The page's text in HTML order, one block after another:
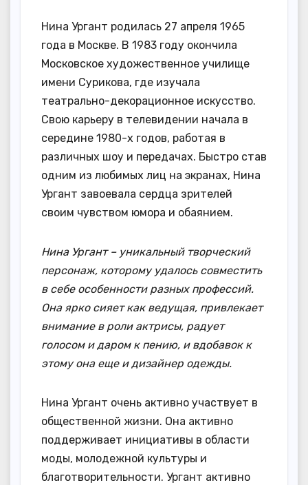
Нина Ургант родилась 27 апреля 1965
года в Москве. В 1983 году окончила
Московское художественное училище
имени Сурикова, где изучала
театрально-декорационное искусство.
Свою карьеру в телевидении начала в
середине 1980-х годов, работая в
различных шоу и передачах. Быстро став
одним из любимых лиц на экранах, Нина
Ургант завоевала сердца зрителей
своим чувством юмора и обаянием.
Нина Ургант – уникальный творческий
персонаж, которому удалось совместить
в себе особенности разных профессий.
Она ярко сияет как ведущая, привлекает
внимание в роли актрисы, радует
голосом и даром к пению, и вдобавок к
этому она еще и дизайнер одежды.
Нина Ургант очень активно участвует в
общественной жизни. Она активно
поддерживает инициативы в области
моды, молодежной культуры и
благотворительности. Ургант активно